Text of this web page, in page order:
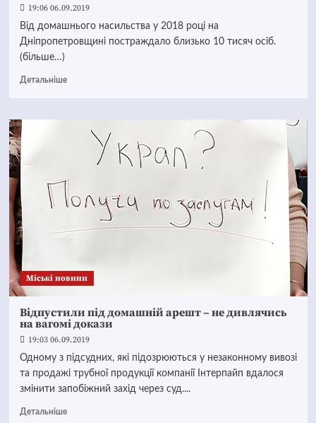
19:06 06.09.2019
Від домашнього насильства у 2018 році на
Дніпропетровщині постраждало близько 10 тисяч осіб.
(більше…)
Детальніше
Mіські новини
Відпустили під домашній арешт – не дивлячись
на вагомі докази
19:03 06.09.2019
Одному з підсудних, які підозрюються у незаконному вивозі
та продажі трубної продукції компанії Інтерпайп вдалося
змінити запобіжний захід через суд....
Детальніше